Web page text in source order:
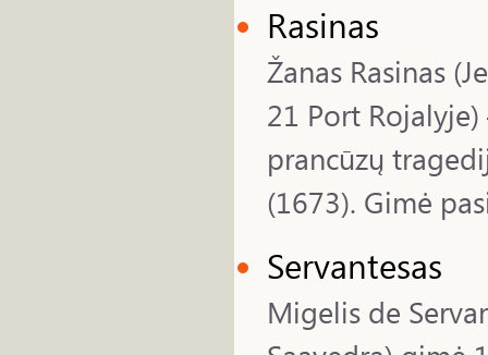
Rasinas
Žanas Rasinas
21 Port
prancūzų
(1673). Gimė
Servantesas
Migelis de